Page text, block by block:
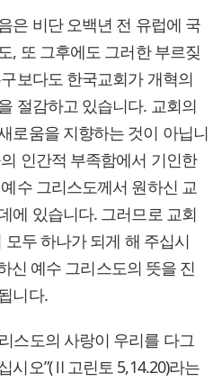
은 비단 오백년 전 유럽에 국
, 또 그후에도 그러한 부르짖
보다도 한국교회가 개혁의
절감하고 있습니다. 교회의
로움을 지향하는 것이 아닙니
인간적 부족함에서 기인한
수 그리스도께서 원하신 교
에 있습니다. 그러므로 교회
모두 하나가 되게 해 주십시
신 예수 그리스도의 뜻을 진
니다.
스도의 사랑이 우리를 다그
시오”(Ⅱ고린토 5,14.20)라는